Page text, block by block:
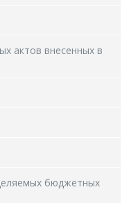
актов внесенных в
бюджетных